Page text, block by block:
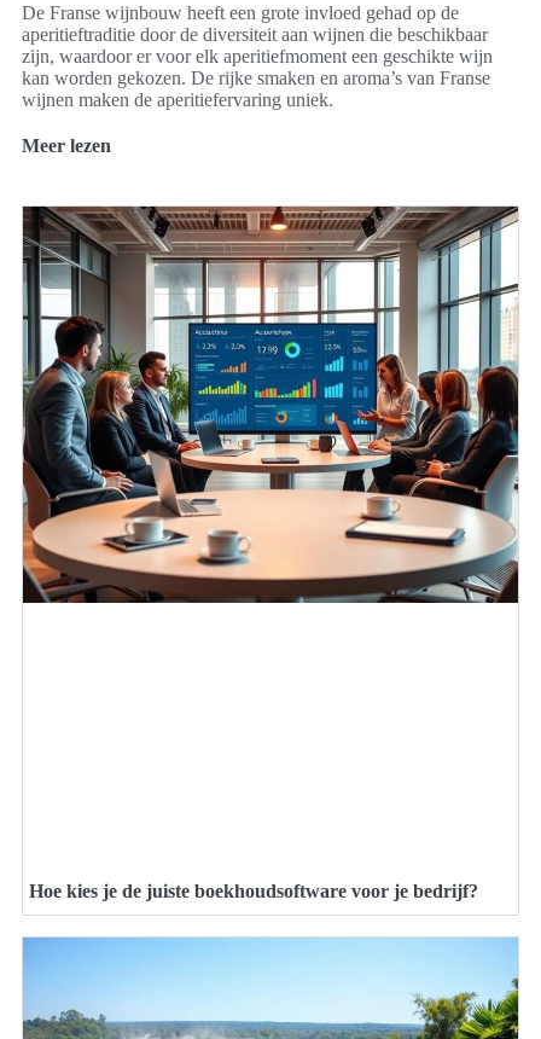
De Franse wijnbouw heeft een grote invloed gehad op de
aperitieftraditie door de diversiteit aan wijnen die beschikbaar
zijn, waardoor er voor elk aperitiefmoment een geschikte wijn
kan worden gekozen. De rijke smaken en aroma’s van Franse
wijnen maken de aperitiefervaring uniek.
Meer lezen
Hoe kies je de juiste boekhoudsoftware voor je bedrijf?